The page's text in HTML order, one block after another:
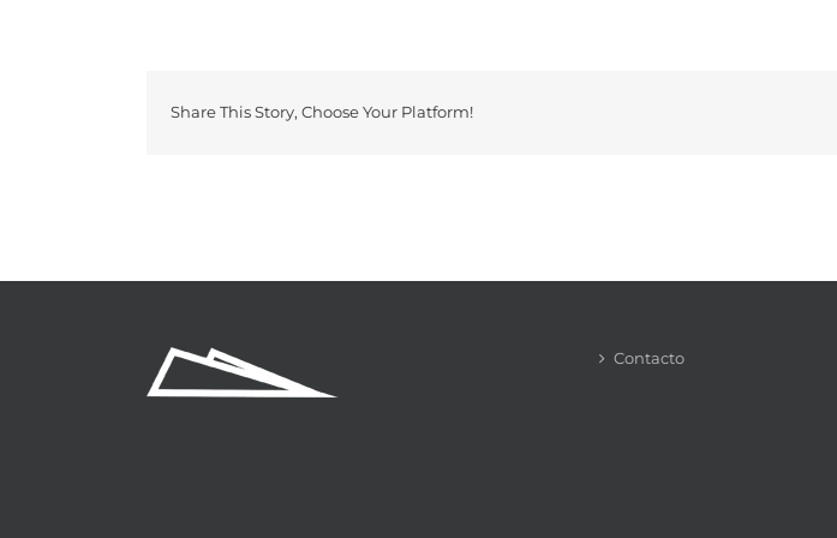
Share This Story, Choose Your Platform!
Contacto